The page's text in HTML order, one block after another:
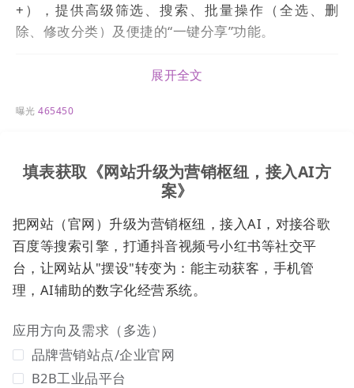
+），提供高级筛选、搜索、批量操作（全选、删
除、修改分类）及便捷的“一键分享”功能。
【业务知识编辑/创建页 (基本信息)】
图示：一体化知识生产车间，集成了AI智能创作（润
容）、属性设置（封面/分类）等核心功能。
【业务知识编辑页 (SEO高级设置)】
展开全文
曝光465450
填表获取《网站升级为营销枢纽，接入AI方
案》
把网站（官网）升级为营销枢纽，接入AI，对接谷歌
百度等搜索引擎，打通抖音视频号小红书等社交平
台，让网站从"摆设"转变为：能主动获客，手机管
理，AI辅助的数字化经营系统。
应用方向及需求（多选）
品牌营销站点/企业官网
B2B工业品平台